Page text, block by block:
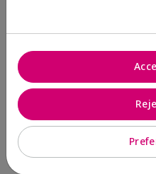
Walking in victory
Sí,
¿Le ha
23 0
Marcar esta opinión